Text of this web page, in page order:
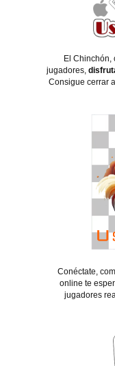
El Chinchón,
jugadores,
Consigue cerrar
Conéctate,
online te
jugadores